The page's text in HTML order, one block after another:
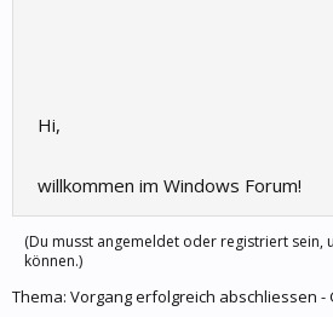
Hi,
willkommen im Windows Forum!
(Du musst angemeldet oder registriert sein,
können.)
Thema: Vorgang erfolgreich abschliessen -